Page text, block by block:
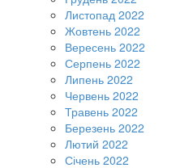
Листопад 2022
Жовтень 2022
Вересень 2022
Серпень 2022
Липень 2022
Червень 2022
Травень 2022
Березень 2022
Лютий 2022
Січень 2022